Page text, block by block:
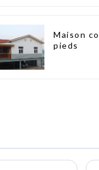
Maison
pieds